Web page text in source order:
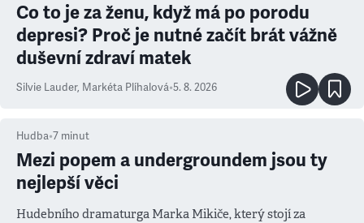
Co to je za ženu, když má po porodu
depresi? Proč je nutné začít brát vážně
duševní zdraví matek
Silvie Lauder, Markéta Plíhalová•5. 8. 2026
Hudba•7 minut
Mezi popem a undergroundem jsou ty
nejlepší věci
Hudebního dramaturga Marka Mikiče, který stojí za